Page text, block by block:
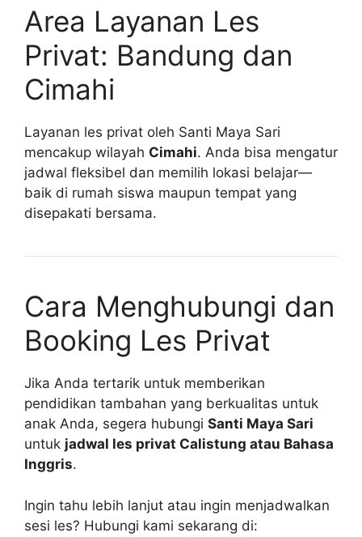
Area Layanan Les
Privat: Bandung dan
Cimahi
Layanan les privat oleh Santi Maya Sari
mencakup wilayah Cimahi. Anda bisa mengatur
jadwal fleksibel dan memilih lokasi belajar—
baik di rumah siswa maupun tempat yang
disepakati bersama.
Cara Menghubungi dan
Booking Les Privat
Jika Anda tertarik untuk memberikan
pendidikan tambahan yang berkualitas untuk
anak Anda, segera hubungi Santi Maya Sari
untuk jadwal les privat Calistung atau Bahasa
Inggris.
Ingin tahu lebih lanjut atau ingin menjadwalkan
sesi les? Hubungi kami sekarang di: